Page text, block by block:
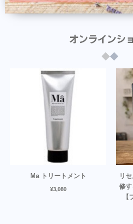
オンラインシ
Ma トリートメント
¥3,080
リ
修
【